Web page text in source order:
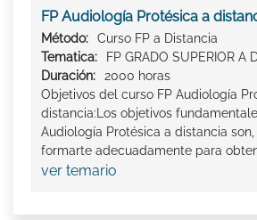
FP Audiología Protésica a
Método:
Curso FP a Distancia
Tematica:
FP GRADO SUPERIOR A
Duración:
2000 horas
Objetivos del curso FP Audiología
distancia:Los objetivos
Audiología Protésica a distancia
formarte adecuadamente para
ver temario